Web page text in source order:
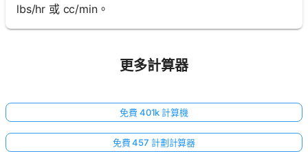
lbs/hr 或 cc/min。
更多計算器
免費 401k 計算機
免費 457 計劃計算器